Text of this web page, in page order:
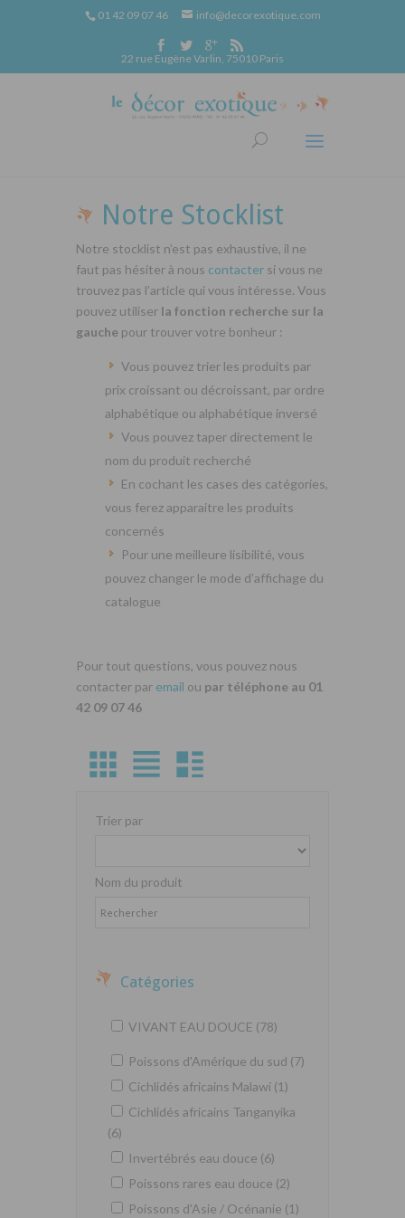
01 42 09 07 46 info@decorexotique.com
22 rue Eugène Varlin, 75010 Paris
Notre Stocklist
Notre stocklist n’est pas exhaustive, il ne
faut pas hésiter à nous contacter si vous ne
trouvez pas l’article qui vous intéresse. Vous
pouvez utiliser la fonction recherche sur la
gauche pour trouver votre bonheur :
Vous pouvez trier les produits par
prix croissant ou décroissant, par ordre
alphabétique ou alphabétique inversé
Vous pouvez taper directement le
nom du produit recherché
En cochant les cases des catégories,
vous ferez apparaitre les produits
concernés
Pour une meilleure lisibilité, vous
pouvez changer le mode d’affichage du
catalogue
Pour tout questions, vous pouvez nous
contacter par email ou par téléphone au 01
42 09 07 46
Trier par
Nom du produit
Catégories
VIVANT EAU DOUCE (78)
Poissons d'Amérique du sud (7)
Cichlidés africains Malawi (1)
Cichlidés africains Tanganyika
(6)
Invertébrés eau douce (6)
Poissons rares eau douce (2)
Poissons d'Asie / Océnanie (1)